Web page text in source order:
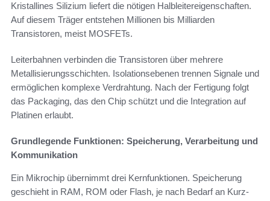
Kristallines Silizium liefert die nötigen Halbleitereigenschaften.
Auf diesem Träger entstehen Millionen bis Milliarden
Transistoren, meist MOSFETs.
Leiterbahnen verbinden die Transistoren über mehrere
Metallisierungsschichten. Isolationsebenen trennen Signale und
ermöglichen komplexe Verdrahtung. Nach der Fertigung folgt
das Packaging, das den Chip schützt und die Integration auf
Platinen erlaubt.
Grundlegende Funktionen: Speicherung, Verarbeitung und
Kommunikation
Ein Mikrochip übernimmt drei Kernfunktionen. Speicherung
geschieht in RAM, ROM oder Flash, je nach Bedarf an Kurz-